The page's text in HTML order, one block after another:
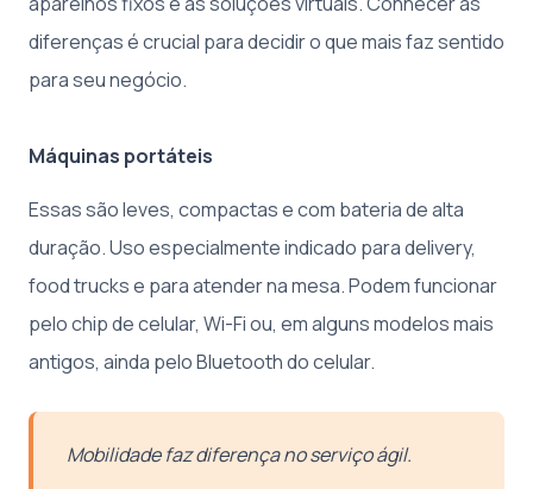
diferenças é crucial para decidir o que mais faz sentido
para seu negócio.
Máquinas portáteis
Essas são leves, compactas e com bateria de alta
duração. Uso especialmente indicado para delivery,
food trucks e para atender na mesa. Podem funcionar
pelo chip de celular, Wi-Fi ou, em alguns modelos mais
antigos, ainda pelo Bluetooth do celular.
Mobilidade faz diferença no serviço ágil.